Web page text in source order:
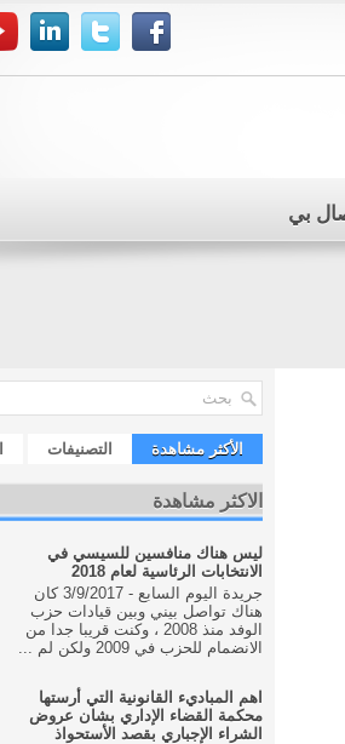
بي
الأكثر مشاهدة التصنيفات
الاكثر مشاهدة
ليس هناك منافسين للسيسي في
الانتخابات الرئاسية لعام 2018
جريدة اليوم السابع - 3/9/2017 كان
هناك تواصل بيني وبين قيادات حزب
الوفد منذ 2008 ، وكنت قريبا جدا من
الانضمام للحزب في 2009 ولكن لم ...
اهم المباديء القانونية التي أرستها
محكمة القضاء الإداري بشان عروض
الشراء الإجباري بقصد الأستحواذ